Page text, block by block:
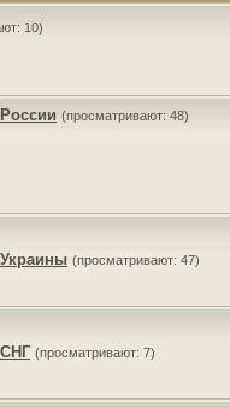
10)
(просматривают: 48)
(просматривают: 47)
(просматривают: 7)